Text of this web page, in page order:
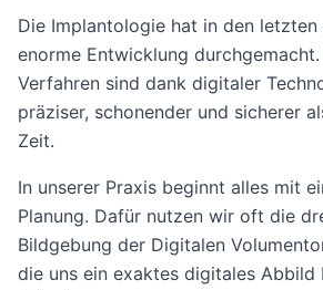
Die Implantologie hat in den letzten
enorme Entwicklung
Verfahren sind dank digitaler
präziser, schonender und sicherer
Zeit.
In unserer Praxis beginnt alles mit
Planung. Dafür nutzen wir oft die
Bildgebung der Digitalen
die uns ein exaktes digitales Abbild